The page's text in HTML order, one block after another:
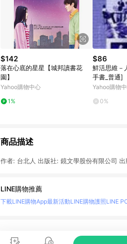
$142
落在心底的星星【城邦讀書花
園】
Yahoo購物中心
1%
$86
鮮活思維－
手書_普通]
Yahoo購物
0%
商品描述
作者: 台北人 出版社: 鏡文學股份有限公司
LINE購物推薦
下載LINE購物App最新活動LINE購物護照LINE
LINE 購物是匯集購物情報與商品資訊的整合性